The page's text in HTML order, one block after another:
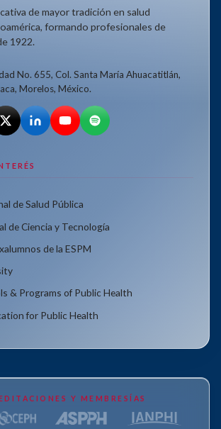
de mayor tradición en salud
formando profesionales de
1922.
No. 655, Col. Santa María Ahuacatitlán,
Morelos, México.
de Salud Pública
de Ciencia y Tecnología
de la ESPM
& Programs of Public Health
for Public Health
Y MEMBRESÍAS